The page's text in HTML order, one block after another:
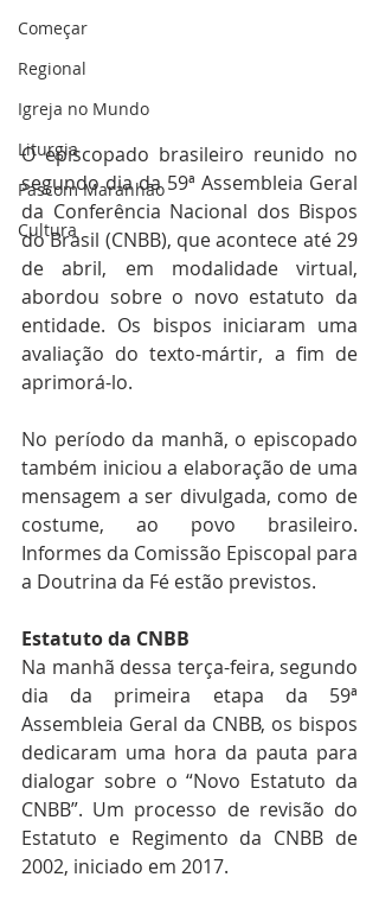
Começar
Regional
Igreja no Mundo
Liturgia
Pascom Maranhão
Cultura
O episcopado brasileiro reunido no
segundo dia da 59ª Assembleia Geral
da Conferência Nacional dos Bispos
do Brasil (CNBB), que acontece até 29
de abril, em modalidade virtual,
abordou sobre o novo estatuto da
entidade. Os bispos iniciaram uma
avaliação do texto-mártir, a fim de
aprimorá-lo.
No período da manhã, o episcopado
também iniciou a elaboração de uma
mensagem a ser divulgada, como de
costume, ao povo brasileiro.
Informes da Comissão Episcopal para
a Doutrina da Fé estão previstos.
Estatuto da CNBB
Na manhã dessa terça-feira, segundo
dia da primeira etapa da 59ª
Assembleia Geral da CNBB, os bispos
dedicaram uma hora da pauta para
dialogar sobre o “Novo Estatuto da
CNBB”. Um processo de revisão do
Estatuto e Regimento da CNBB de
2002, iniciado em 2017.